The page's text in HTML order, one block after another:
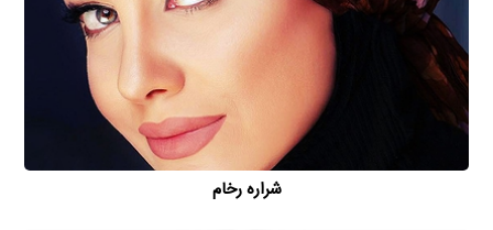
شراره رخام